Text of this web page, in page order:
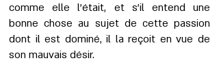
comme elle l’était, et s'il entend une
bonne chose au sujet de cette passion
dont il est dominé, il la reçoit en vue de
son mauvais désir.